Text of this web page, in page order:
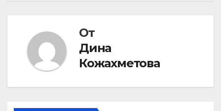
От
Дина
Кожахметова